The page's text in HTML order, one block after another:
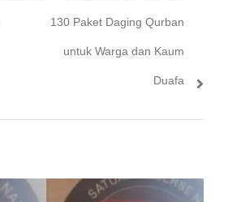
130 Paket Daging Qurban
untuk Warga dan Kaum
Duafa